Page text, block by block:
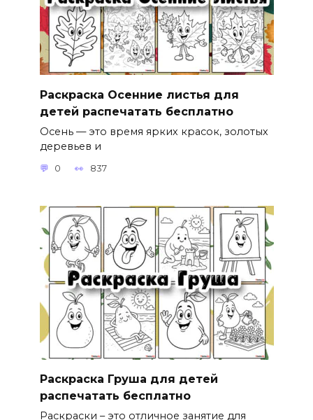
Раскраска Осенние листья для
детей распечатать бесплатно
Осень — это время ярких красок, золотых
деревьев и
0 837
Раскраска Груша для детей
распечатать бесплатно
Раскраски – это отличное занятие для